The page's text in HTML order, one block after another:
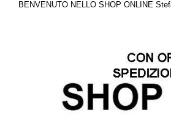
BENVENUTO NELLO SHOP ONLINE